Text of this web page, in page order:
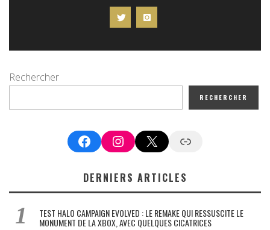
Rechercher
RECHERCHER
FacebookInstagram
X Google News
DERNIERS ARTICLES
TEST HALO CAMPAIGN EVOLVED : LE REMAKE QUI RESSUSCITE LE
MONUMENT DE LA XBOX, AVEC QUELQUES CICATRICES